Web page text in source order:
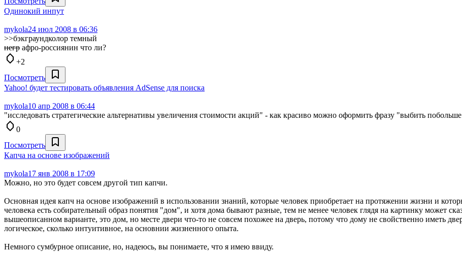
Одинокий инпут
mykola24 июл 2008 в 06:36
>>бэкграундколор темный
негр афро-россиянин что ли?
+2
Посмотреть
Yahoo! будет тестировать объявления AdSense для поиска
mykola10 апр 2008 в 06:44
"исследовать стратегические альтернативы увеличения стоимости акций" - как красиво можно оформить фразу "выбить
0
Посмотреть
Капча на основе изображений
mykola17 янв 2008 в 17:09
Можно, но это будет совсем другой тип капчи.
Основная идея капч на основе изображений в использовании знаний, которые человек приобретает на протяжении жизни и
человека есть собирательный образ понятия "дом", и хотя дома бывают разные, тем не менее человек глядя на картинку может
вышеописанном варианте, это дом, но месте двери что-то не совсем похожее на дверь, потому что дому не свойственно иметь
логическое, сколько интуитивное, на основнии жизненного опыта.
Немного сумбурное описание, но, надеюсь, вы понимаете, что я имею ввиду.